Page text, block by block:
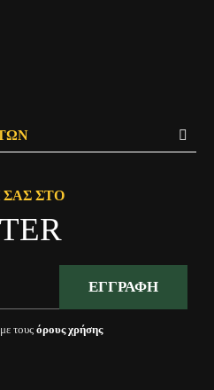
ΣΤΟ
ΕΓΓΡΑΦΉ
τους όρους χρήσης